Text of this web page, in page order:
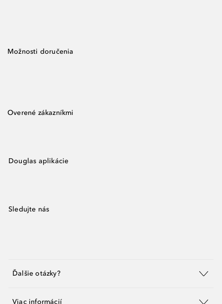
Možnosti doručenia
Overené zákazníkmi
Douglas aplikácie
Sledujte nás
Ďalšie otázky?
Viac informácií